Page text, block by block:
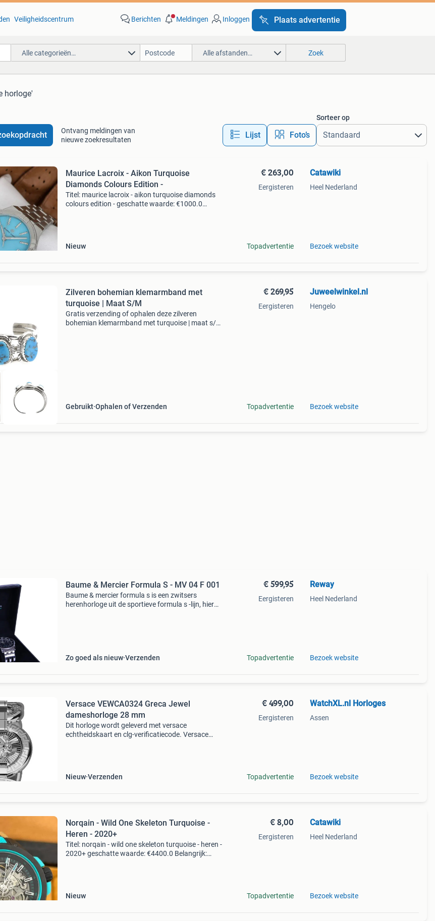
Veiligheidscentrum Berichten Meldingen Inloggen Plaats advertentie
Alle categorieën… Alle afstanden… Zoek
horloge'
Ontvang meldingen van
nieuwe zoekresultaten
Lijst Foto’s
Sorteer op
Maurice Lacroix - Aikon Turquoise
Diamonds Colours Edition -
Titel: maurice lacroix - aikon turquoise diamonds
colours edition - geschatte waarde: €1000.0
Nieuw
€ 263,00
Eergisteren
Topadvertentie
Catawiki
Heel Nederland
Bezoek website
Zilveren bohemian klemarmband met
turquoise | Maat S/M
Gratis verzending of ophalen deze zilveren
bohemian klemarmband met turquoise | maat s/m
Gebruikt Ophalen of Verzenden
€ 269,95
Eergisteren
Topadvertentie
Juweelwinkel.nl
Hengelo
Bezoek website
Baume & Mercier Formula S - MV 04 F 001
Baume & mercier formula s is een zwitsers
herenhorloge uit de sportieve formula s -lijn, hier
Zo goed als nieuw Verzenden
€ 599,95
Eergisteren
Topadvertentie
Reway
Heel Nederland
Bezoek website
Versace VEWCA0324 Greca Jewel
dameshorloge 28 mm
Dit horloge wordt geleverd met versace
echtheidskaart en clg-verificatiecode. Versace
Nieuw Verzenden
€ 499,00
Eergisteren
Topadvertentie
WatchXL.nl Horloges
Assen
Bezoek website
Norqain - Wild One Skeleton Turquoise -
Heren - 2020+
Titel: norqain - wild one skeleton turquoise - heren -
2020+ geschatte waarde: €4400.0 Belangrijk:
Nieuw
€ 8,00
Eergisteren
Topadvertentie
Catawiki
Heel Nederland
Bezoek website